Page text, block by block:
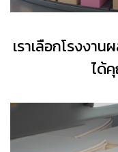
เราเลือกโรงง
ได้